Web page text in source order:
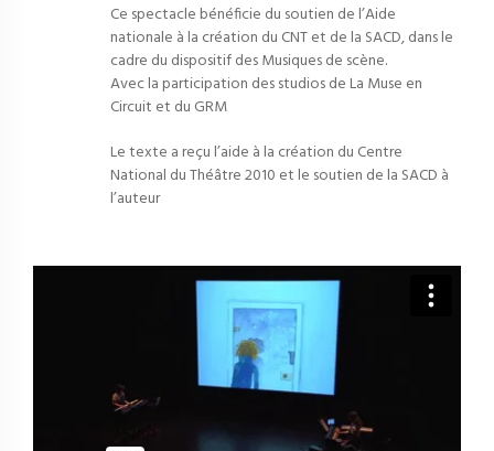
Ce spectacle bénéficie du soutien de l’Aide
nationale à la création du CNT et de la SACD, dans le
cadre du dispositif des Musiques de scène.
Avec la participation des studios de La Muse en
Circuit et du GRM
Le texte a reçu l’aide à la création du Centre
National du Théâtre 2010 et le soutien de la SACD à
l’auteur